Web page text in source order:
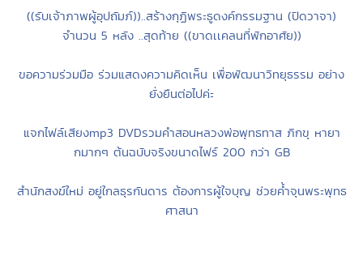
((รับเจ้าภาพผู้อุปถัมภ์))..สร้างกุฏิพระธูดงค์กรรมฐาน (ปิดวาจา)
จำนวน 5 หลัง ..สุดท้าย ((ขาดเเคลนที่พักอาศัย))
ขอความร่วมมือ ร่วมแสดงความคิดเห็น เพื่อพัฒนาวิทยุธรรม อย่าง
ยั่งยืนต่อไปค่ะ
แจกไฟล์เสียงmp3 DVDรวมคำสอนหลวงพ่อพุทธทาส ภิกขุ หายา
กมากๆ ต้นฉบับจริงขนาดไฟร์ 200 กว่า GB
สำนักสงฆ์ใหม่ อยู่ใกลธุรกันดาร ต้องการผู้ใจบุญ ช่วยค้ำจุนพระพุทธ
ศาสนา